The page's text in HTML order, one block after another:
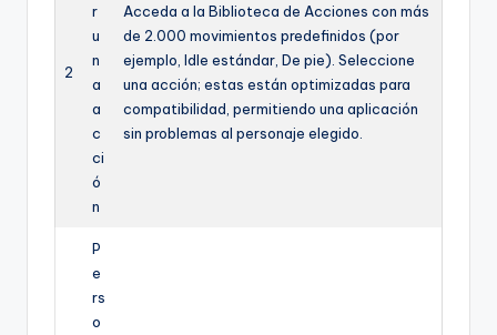
2
r
u
n
a
a
c
ci
ó
n
Acceda a la Biblioteca de Acciones con más
de 2.000 movimientos predefinidos (por
ejemplo, Idle estándar, De pie). Seleccione
una acción; estas están optimizadas para
compatibilidad, permitiendo una aplicación
sin problemas al personaje elegido.
P
e
rs
o